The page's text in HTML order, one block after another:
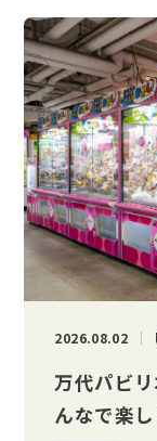
2026.08.02
万代パビ
んなで楽